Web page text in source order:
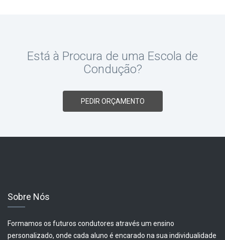
Está à Procura de uma Escola de
Condução?
PEDIR ORÇAMENTO
Sobre Nós
Formamos os futuros condutores através um ensino
personalizado, onde cada aluno é encarado na sua individualidade